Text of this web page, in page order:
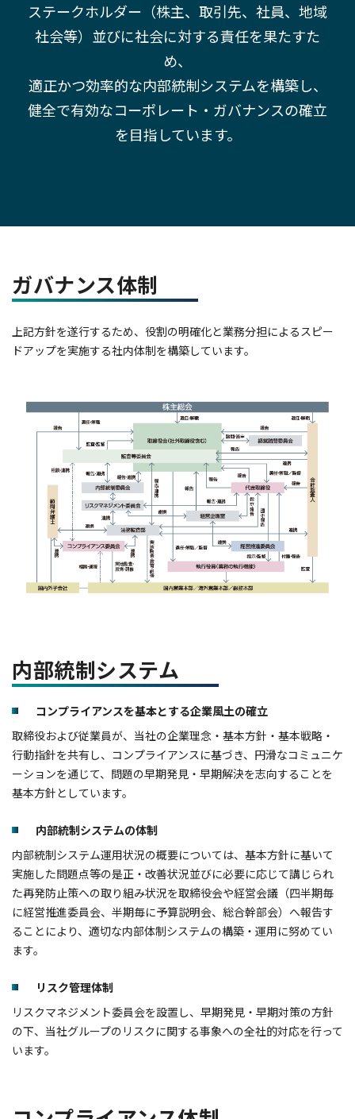
ステークホルダー（株主、取引先、社員、地域
社会等）並びに社会に対する責任を果たすた
め、
適正かつ効率的な内部統制システムを構築し、
健全で有効なコーポレート・ガバナンスの確立
を目指しています。
ガバナンス体制
上記方針を遂行するため、役割の明確化と業務分担によるスピー
ドアップを実施する社内体制を構築しています。
内部統制システム
コンプライアンスを基本とする企業風土の確立
取締役および従業員が、当社の企業理念・基本方針・基本戦略・
行動指針を共有し、コンプライアンスに基づき、円滑なコミュニケ
ーションを通じて、問題の早期発見・早期解決を志向することを
基本方針としています。
内部統制システムの体制
内部統制システム運用状況の概要については、基本方針に基いて
実施した問題点等の是正・改善状況並びに必要に応じて講じられ
た再発防止策への取り組み状況を取締役会や経営会議（四半期毎
に経営推進委員会、半期毎に予算説明会、総合幹部会）へ報告す
ることにより、適切な内部体制システムの構築・運用に努めてい
ます。
リスク管理体制
リスクマネジメント委員会を設置し、早期発見・早期対策の方針
の下、当社グループのリスクに関する事象への全社的対応を行って
います。